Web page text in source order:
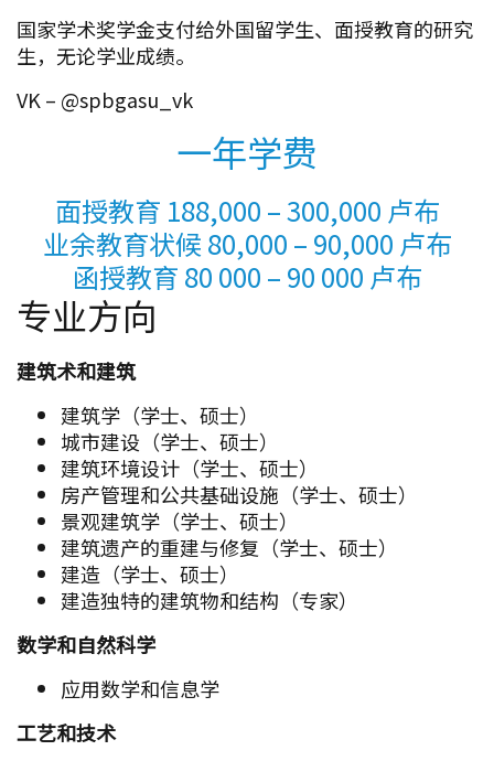
国家学术奖学金支付给外国留学生、面授教育的研究
生，无论学业成绩。
VK – @spbgasu_vk
一年学费
面授教育 188,000 – 300,000 卢布
业余教育状候 80,000 – 90,000 卢布
函授教育 80 000 – 90 000 卢布
专业方向
建筑术和建筑
建筑学（学士、硕士）
城市建设（学士、硕士）
建筑环境设计（学士、硕士）
房产管理和公共基础设施（学士、硕士）
景观建筑学（学士、硕士）
建筑遗产的重建与修复（学士、硕士）
建造（学士、硕士）
建造独特的建筑物和结构（专家）
数学和自然科学
应用数学和信息学
工艺和技术